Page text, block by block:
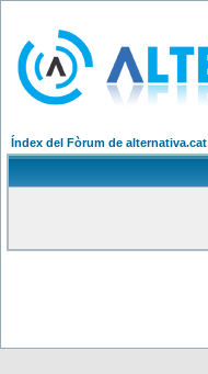
Índex del Fòrum de alternativa.cat